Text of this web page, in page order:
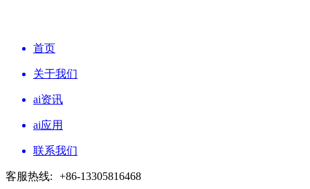
首页
关于我们
ai资讯
ai应用
联系我们
客服热线: +86-13305816468